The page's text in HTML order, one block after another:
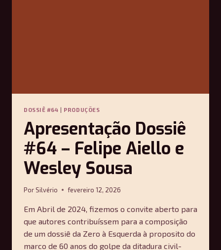
DOSSIÊ #64 | PRODUÇÕES
Apresentação Dossiê
#64 – Felipe Aiello e
Wesley Sousa
PorSilvério fevereiro 12, 2026
Em Abril de 2024, fizemos o convite aberto para
que autores contribuíssem para a composição
de um dossiê da Zero à Esquerda à proposito do
marco de 60 anos do golpe da ditadura civil-